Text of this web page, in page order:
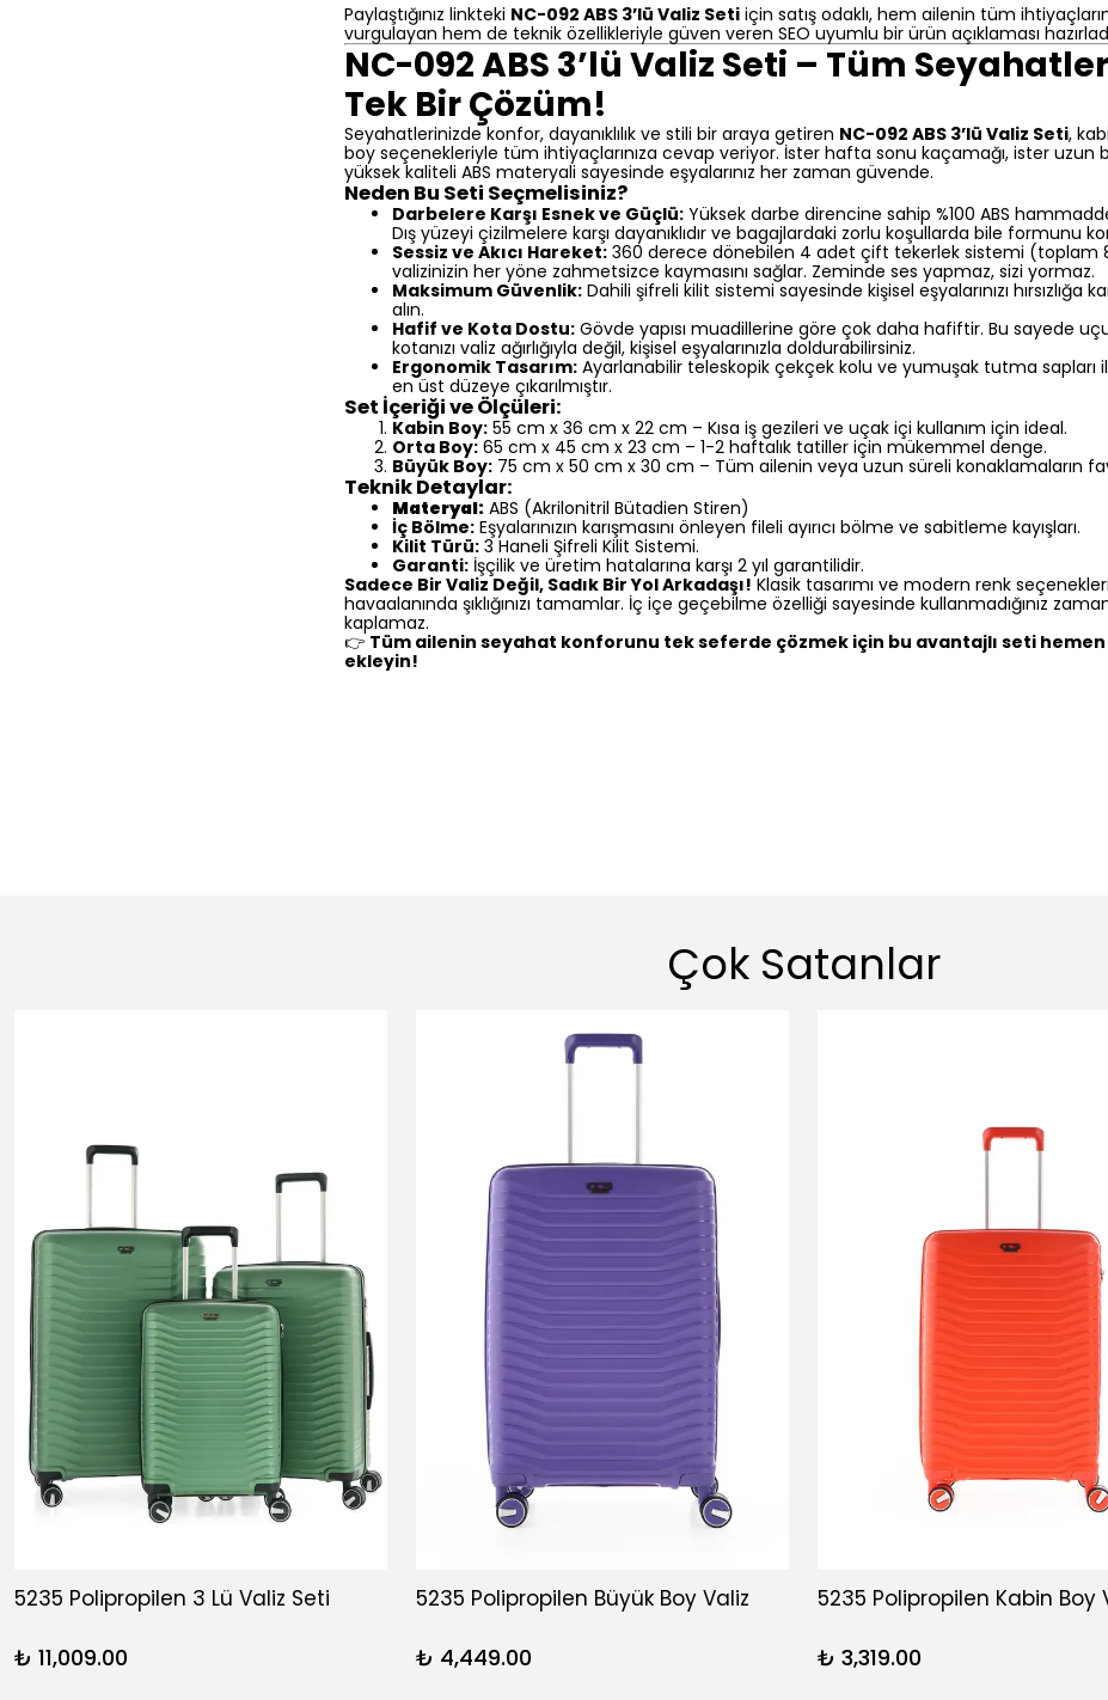
Paylaştığınız linkteki NC-092 ABS 3’lü Valiz Seti için satış odaklı, hem ailenin tüm ihtiyaçlarını
vurgulayan hem de teknik özellikleriyle güven veren SEO uyumlu bir ürün açıklaması
NC-092 ABS 3’lü Valiz Seti – Tüm
Tek Bir Çözüm!
Seyahatlerinizde konfor, dayanıklılık ve stili bir araya getiren NC-092 ABS 3’lü Valiz Seti,
boy seçenekleriyle tüm ihtiyaçlarınıza cevap veriyor. İster hafta sonu kaçamağı, ister uzun
yüksek kaliteli ABS materyali sayesinde eşyalarınız her zaman güvende.
Neden Bu Seti Seçmelisiniz?
Darbelere Karşı Esnek ve Güçlü: Yüksek darbe direncine sahip %100 ABS
Dış yüzeyi çizilmelere karşı dayanıklıdır ve bagajlardaki zorlu koşullarda bile formunu
Sessiz ve Akıcı Hareket: 360 derece dönebilen 4 adet çift tekerlek sistemi (toplam
valizinizin her yöne zahmetsizce kaymasını sağlar. Zeminde ses yapmaz, sizi yormaz.
Maksimum Güvenlik: Dahili şifreli kilit sistemi sayesinde kişisel eşyalarınızı hırsızlığa
alın.
Hafif ve Kota Dostu: Gövde yapısı muadillerine göre çok daha hafiftir. Bu sayede
kotanızı valiz ağırlığıyla değil, kişisel eşyalarınızla doldurabilirsiniz.
Ergonomik Tasarım: Ayarlanabilir teleskopik çekçek kolu ve yumuşak tutma sapları
en üst düzeye çıkarılmıştır.
Set İçeriği ve Ölçüleri:
Kabin Boy: 55 cm x 36 cm x 22 cm – Kısa iş gezileri ve uçak içi kullanım için ideal.
Orta Boy: 65 cm x 45 cm x 23 cm – 1-2 haftalık tatiller için mükemmel denge.
Büyük Boy: 75 cm x 50 cm x 30 cm – Tüm ailenin veya uzun süreli konaklamaların
Teknik Detaylar:
Materyal: ABS (Akrilonitril Bütadien Stiren)
İç Bölme: Eşyalarınızın karışmasını önleyen fileli ayırıcı bölme ve sabitleme kayışları.
Kilit Türü: 3 Haneli Şifreli Kilit Sistemi.
Garanti: İşçilik ve üretim hatalarına karşı 2 yıl garantilidir.
Sadece Bir Valiz Değil, Sadık Bir Yol Arkadaşı!Klasik tasarımı ve modern renk
havaalanında şıklığınızı tamamlar. İç içe geçebilme özelliği sayesinde kullanmadığınız
kaplamaz.
👉 Tüm ailenin seyahat konforunu tek seferde çözmek için bu avantajlı seti
ekleyin!
Çok Satanlar
5235 Polipropilen 3 Lü Valiz Seti
₺ 11,009.00
5235 Polipropilen Büyük Boy Valiz
₺ 4,449.00
5235 Polipropilen Kabin Boy
₺ 3,319.00